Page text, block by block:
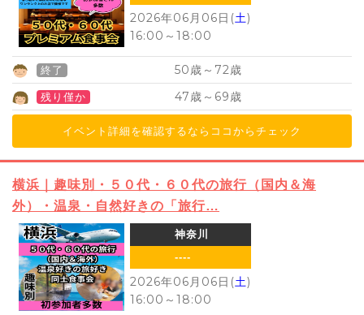
2026年06月06日(土)
16:00 ～ 18:00
終了 50歳～ 72歳
残り僅か 47歳～ 69歳
イベント詳細を確認するならココからチェック
横浜｜趣味別・５０代・６０代の旅行（国内＆海
外）・温泉・自然好きの「旅行…
神奈川
----
2026年06月06日(土)
16:00 ～ 18:00